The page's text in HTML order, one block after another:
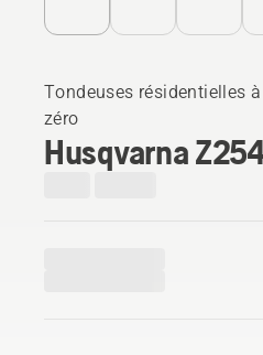
Tondeuses résidentielles
zéro
Husqvarna